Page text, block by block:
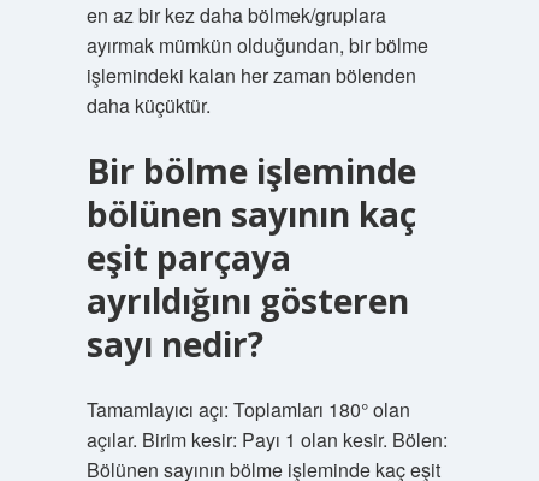
en az bir kez daha bölmek/gruplara
ayırmak mümkün olduğundan, bir bölme
işlemindeki kalan her zaman bölenden
daha küçüktür.
Bir bölme işleminde
bölünen sayının kaç
eşit parçaya
ayrıldığını gösteren
sayı nedir?
Tamamlayıcı açı: Toplamları 180° olan
açılar. Birim kesir: Payı 1 olan kesir. Bölen:
Bölünen sayının bölme işleminde kaç eşit